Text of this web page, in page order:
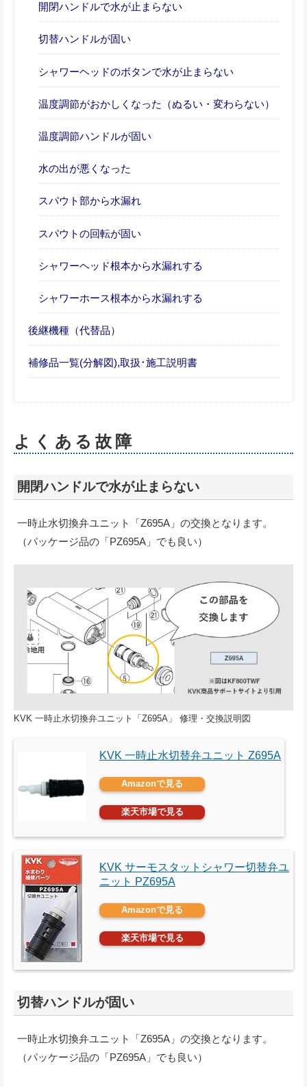
開閉ハンドルで水が止まらない
切替ハンドルが固い
シャワーヘッドのボタンで水が止まらない
温度調節がおかしくなった（ぬるい・変わらない）
温度調節ハンドルが固い
水の出が悪くなった
スパウト部から水漏れ
スパウトの回転が固い
シャワーヘッド根本から水漏れする
シャワーホース根本から水漏れする
後継機種（代替品）
補修品一覧(分解図),取扱･施工説明書
よくある故障
開閉ハンドルで水が止まらない
一時止水切換弁ユニット「Z695A」の交換となります。
（パッケージ品の「PZ695A」でも良い）
KVK 一時止水切換弁ユニット「Z695A」 修理・交換説明図
KVK 一時止水切替弁ユニット Z695A
Amazonで見る
楽天市場で見る
KVK サーモスタットシャワー切替弁ユ
ニット PZ695A
Amazonで見る
楽天市場で見る
切替ハンドルが固い
一時止水切換弁ユニット「Z695A」の交換となります。
（パッケージ品の「PZ695A」でも良い）